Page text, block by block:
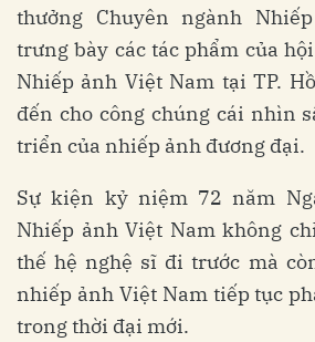
thưởng Chuyên ngành
trưng bày các tác phẩm của
Nhiếp ảnh Việt Nam tại TP.
đến cho công chúng cái nhìn
triển của nhiếp ảnh đương đại.
Sự kiện kỷ niệm 72 năm
Nhiếp ảnh Việt Nam không
thế hệ nghệ sĩ đi trước mà
nhiếp ảnh Việt Nam tiếp tục
trong thời đại mới.